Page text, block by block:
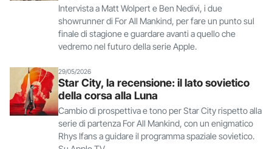
Intervista a Matt Wolpert e Ben Nedivi, i due
showrunner di For All Mankind, per fare un punto sul
finale di stagione e guardare avanti a quello che
vedremo nel futuro della serie Apple.
29/05/2026
Star City, la recensione: il lato sovietico
della corsa alla Luna
Cambio di prospettiva e tono per Star City rispetto alla
serie di partenza For All Mankind, con un enigmatico
Rhys Ifans a guidare il programma spaziale sovietico.